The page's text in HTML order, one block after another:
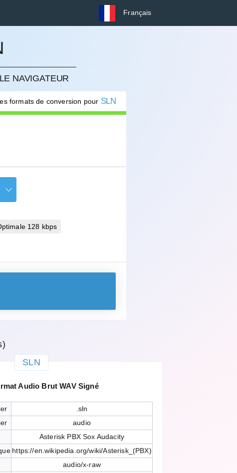
Français
NAVIGATEUR
formats de conversion pour SLN
128 kbps
SLN
Audio Brut WAV Signé
.sln
audio
Asterisk PBX Sox Audacity
https://en.wikipedia.org/wiki/Asterisk_(PBX)
audio/x-raw